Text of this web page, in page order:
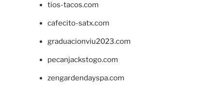
tios-tacos.com
cafecito-satx.com
graduacionviu2023.com
pecanjackstogo.com
zengardendayspa.com